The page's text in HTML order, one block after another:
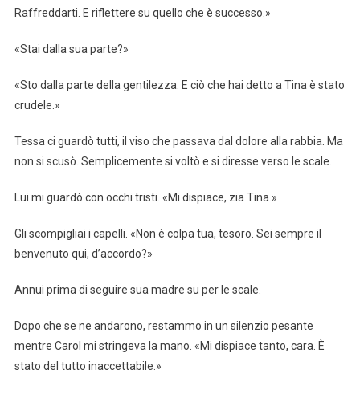
Raffreddarti. E riflettere su quello che è successo.»
«Stai dalla sua parte?»
«Sto dalla parte della gentilezza. E ciò che hai detto a Tina è stato
crudele.»
Tessa ci guardò tutti, il viso che passava dal dolore alla rabbia. Ma
non si scusò. Semplicemente si voltò e si diresse verso le scale.
Lui mi guardò con occhi tristi. «Mi dispiace, zia Tina.»
Gli scompigliai i capelli. «Non è colpa tua, tesoro. Sei sempre il
benvenuto qui, d’accordo?»
Annui prima di seguire sua madre su per le scale.
Dopo che se ne andarono, restammo in un silenzio pesante
mentre Carol mi stringeva la mano. «Mi dispiace tanto, cara. È
stato del tutto inaccettabile.»